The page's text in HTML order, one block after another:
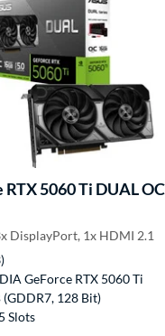
RTX 5060 Ti DUAL
DisplayPort, 1x HDMI 2.1
GeForce RTX 5060 Ti
(GDDR7, 128 Bit)
Slots